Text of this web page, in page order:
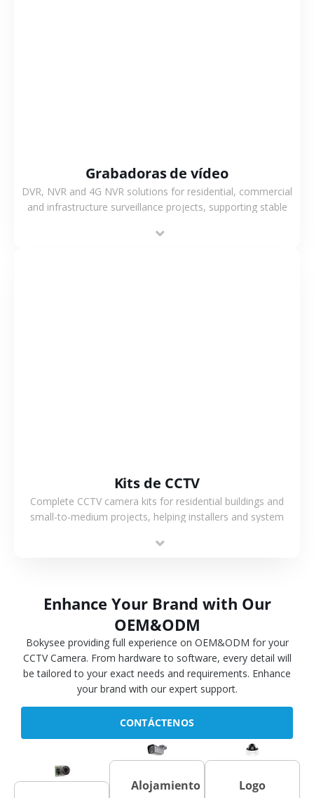
Grabadoras de vídeo
DVR, NVR and 4G NVR solutions for residential, commercial
and infrastructure surveillance projects, supporting stable
Kits de CCTV
Complete CCTV camera kits for residential buildings and
small-to-medium projects, helping installers and system
Enhance Your Brand with Our
OEM&ODM
Bokysee providing full experience on OEM&ODM for your
CCTV Camera. From hardware to software, every detail will
be tailored to your exact needs and requirements. Enhance
your brand with our expert support.
CONTÁCTENOS
Alojamiento
Logo